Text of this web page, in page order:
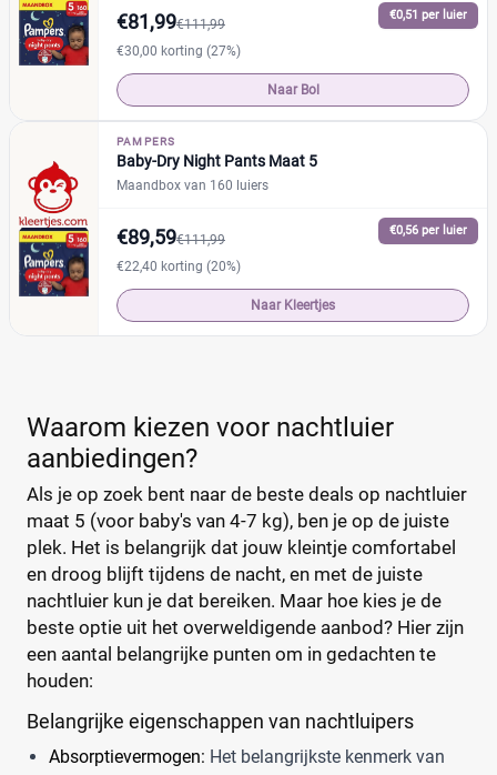
Babyluier (13)
Luierbroekje
(1)
Zwemluier (0)
Verpakking
Maandbox (4)
Standaard pak (0)
Voordeelpak
Voorraadbox
4-7
5 (1)
0
1
13+ (2)
14+
Kenmerk
€0,51 per luier
€81,99€111,99
€30,00 korting (27%)
Naar Bol
PAMPERS
Baby-Dry Night Pants Maat 5
Maandbox van 160 luiers
€0,56 per luier
€89,59€111,99
€22,40 korting (20%)
Naar Kleertjes
Waarom kiezen voor nachtluier
aanbiedingen?
Als je op zoek bent naar de beste deals op nachtluier
maat 5 (voor baby's van 4-7 kg), ben je op de juiste
plek. Het is belangrijk dat jouw kleintje comfortabel
en droog blijft tijdens de nacht, en met de juiste
nachtluier kun je dat bereiken. Maar hoe kies je de
beste optie uit het overweldigende aanbod? Hier zijn
een aantal belangrijke punten om in gedachten te
houden:
Belangrijke eigenschappen van nachtluipers
Absorptievermogen: Het belangrijkste kenmerk van